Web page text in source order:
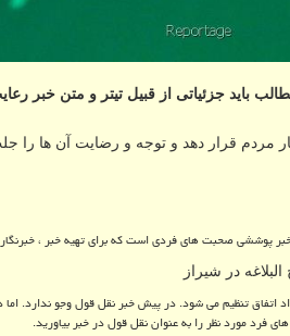
باید جزئیاتی از قبیل تیتر و متن خبر
مردم قرار دهد و توجه و رضایت آن ها را
پوششی صحبت های فردی است که برای تهیه خبر ،
در شیراز
اتفاق تنظیم می شود. در پیش خبر نقل قول وجو ندارد.
فرد مورد نظر را به عنوان نقل قول در خبر بیاورید.